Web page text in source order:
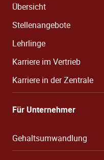
Übersicht
Stellenangebote
Lehrlinge
Karriere im Vertrieb
Karriere in der Zentrale
Für Unternehmer
Gehaltsumwandlung